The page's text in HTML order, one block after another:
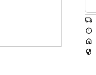
local_shipping
timer
home
security